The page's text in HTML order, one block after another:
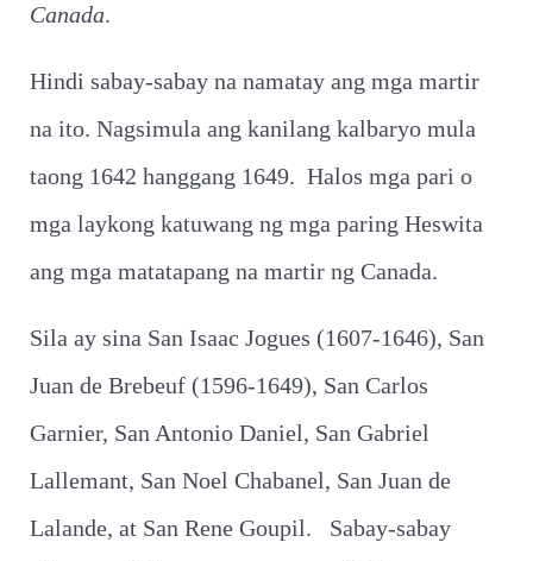
Canada.
Hindi sabay-sabay na namatay ang mga martir
na ito. Nagsimula ang kanilang kalbaryo mula
taong 1642 hanggang 1649. Halos mga pari o
mga laykong katuwang ng mga paring Heswita
ang mga matatapang na martir ng Canada.
Sila ay sina San Isaac Jogues (1607-1646), San
Juan de Brebeuf (1596-1649), San Carlos
Garnier, San Antonio Daniel, San Gabriel
Lallemant, San Noel Chabanel, San Juan de
Lalande, at San Rene Goupil. Sabay-sabay